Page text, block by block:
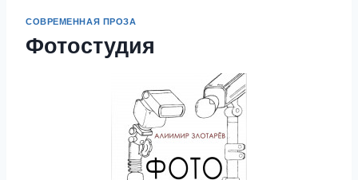
СОВРЕМЕННАЯ ПРОЗА
Фотостудия